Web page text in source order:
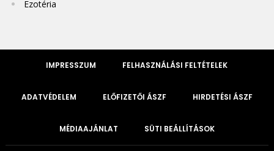
Ezotéria
IMPRESSZUM FELHASZNÁLÁSI FELTÉTELEK
ADATVÉDELEM ELŐFIZETŐI ÁSZF HIRDETÉSI ÁSZF
MÉDIAAJÁNLAT SÜTI BEÁLLÍTÁSOK